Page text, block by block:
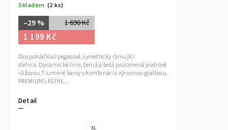
Skladem (2 ks)
1 690 Kč
–29 %
1 199 Kč
Detail
Dva pohádkoví pegasové, symetricky rámující
stehna. Dynamické linie, černá a šedá prolomená pudrově
růžovou.Tlumené barvy v kombinaci s výraznou grafikou.
PREMIUM LEGÍNY...
XL